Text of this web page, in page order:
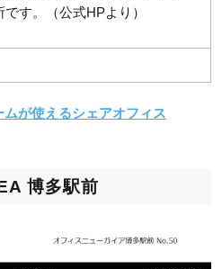
す。（公式HPより）
が使えるシェアオフィス
博多駅前